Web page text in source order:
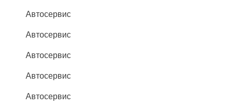
Автосервис
Автосервис
Автосервис
Автосервис
Автосервис